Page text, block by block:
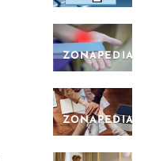
ZONAPEDIA
ZONAPEDIA